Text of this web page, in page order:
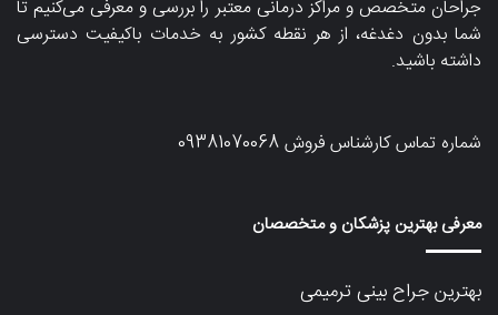
جراحان متخصص و مراکز درمانی معتبر را بررسی و معرفی می‌کنیم تا
شما بدون دغدغه، از هر نقطه کشور به خدمات باکیفیت دسترسی
داشته باشید.
شماره تماس کارشناس فروش09381070068
معرفی بهترین پزشکان و متخصصان
بهترین جراح بینی ترمیمی